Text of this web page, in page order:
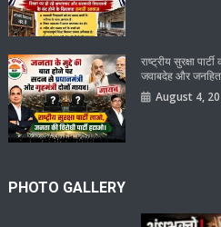
राष्ट्रीय सुरक्षा
जवाबदेह और
August 4,
PHOTO GALLERY